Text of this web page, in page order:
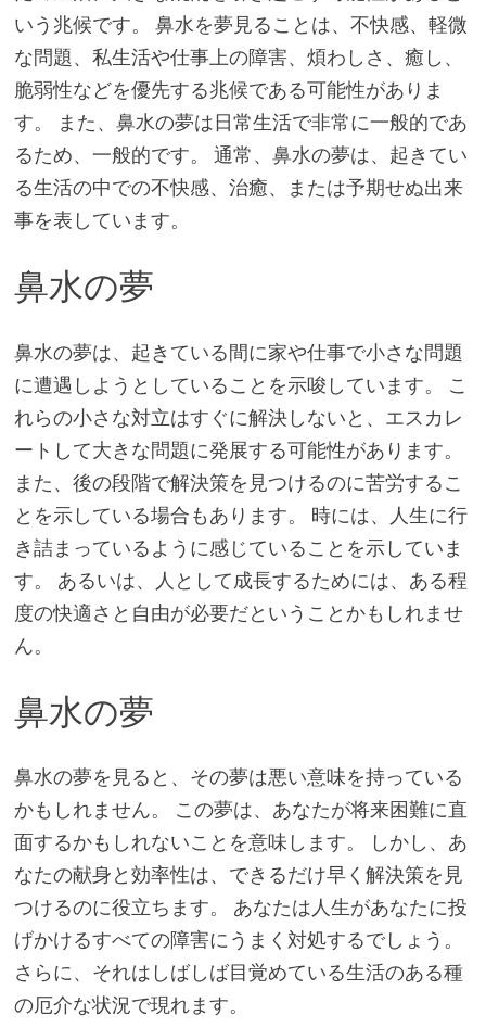
いう兆候です。 鼻水を夢見ることは、不快感、軽微
な問題、私生活や仕事上の障害、煩わしさ、癒し、
脆弱性などを優先する兆候である可能性がありま
す。 また、鼻水の夢は日常生活で非常に一般的であ
るため、一般的です。 通常、鼻水の夢は、起きてい
る生活の中での不快感、治癒、または予期せぬ出来
事を表しています。
鼻水の夢
鼻水の夢は、起きている間に家や仕事で小さな問題
に遭遇しようとしていることを示唆しています。 こ
れらの小さな対立はすぐに解決しないと、エスカレ
ートして大きな問題に発展する可能性があります。
また、後の段階で解決策を見つけるのに苦労するこ
とを示している場合もあります。 時には、人生に行
き詰まっているように感じていることを示していま
す。 あるいは、人として成長するためには、ある程
度の快適さと自由が必要だということかもしれませ
ん。
鼻水の夢
鼻水の夢を見ると、その夢は悪い意味を持っている
かもしれません。 この夢は、あなたが将来困難に直
面するかもしれないことを意味します。 しかし、あ
なたの献身と効率性は、できるだけ早く解決策を見
つけるのに役立ちます。 あなたは人生があなたに投
げかけるすべての障害にうまく対処するでしょう。
さらに、それはしばしば目覚めている生活のある種
の厄介な状況で現れます。